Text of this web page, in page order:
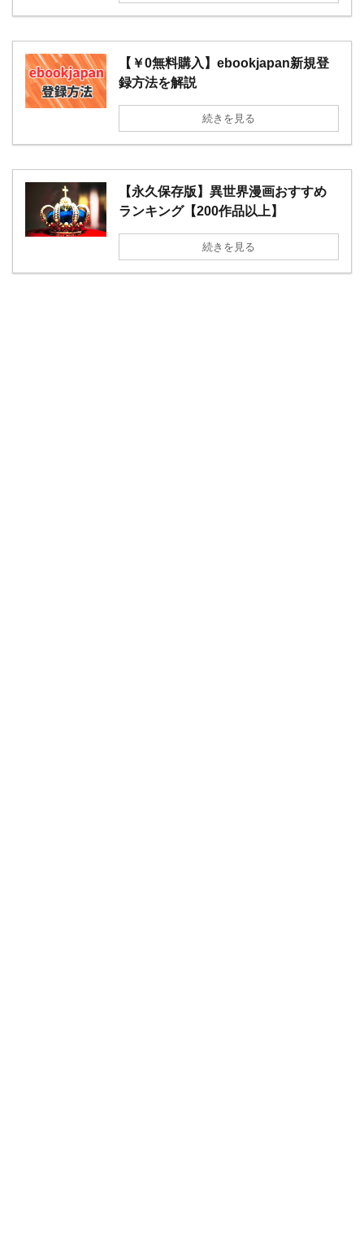
【￥0無料購入】ebookjapan新規登
録方法を解説
続きを見る
【永久保存版】異世界漫画おすすめ
ランキング【200作品以上】
続きを見る